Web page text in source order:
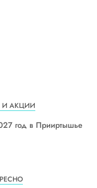
И АКЦИИ
год в Прииртышье